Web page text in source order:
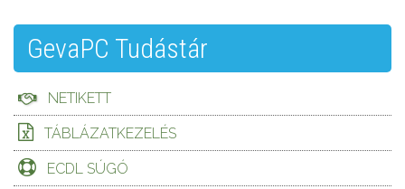
GevaPC Tudástár
NETIKETT
TÁBLÁZATKEZELÉS
ECDL SÚGÓ